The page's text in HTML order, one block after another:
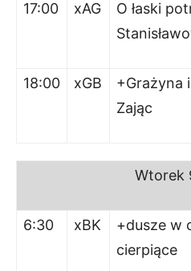
17:00 xAG
O łaski
18:00 xGB
+Grażyna
Zając
Wtorek
6:30 xBK
+dusze w
cierpiące